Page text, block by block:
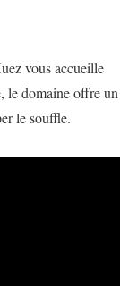
vous accueille
le domaine offre un
le souffle.